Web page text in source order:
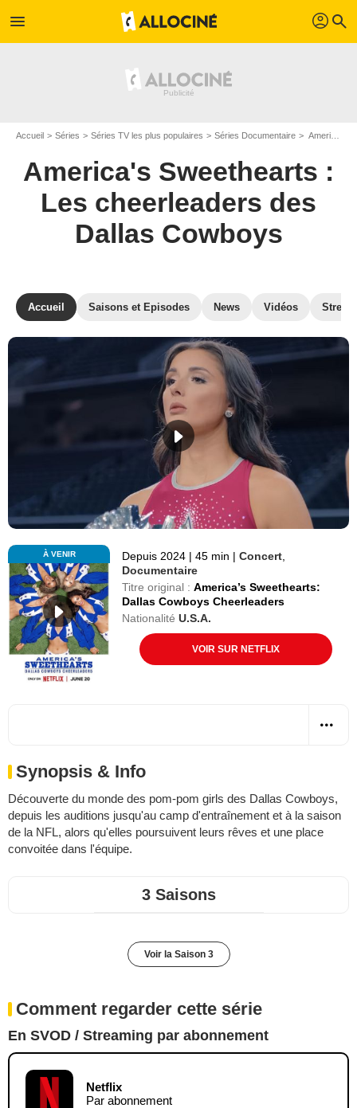
menu profil search
Accueil Séries Séries TV les plus populaires Séries Documentaire America's Sweethearts : Les cheerleaders des Dallas Cowboys
America's Sweethearts :
Les cheerleaders des
Dallas Cowboys
Accueil Saisons et Episodes News Vidéos
À VENIR Depuis 2024 | 45 min | Concert
Documentaire
Titre original : America’s Sweethearts:
Dallas Cowboys Cheerleaders
Nationalité U.S.A.
VOIR SUR NETFLIX
Synopsis & Info
Découverte du monde des pom-pom girls des Dallas Cowboys,
depuis les auditions jusqu'au camp d'entraînement et à la saison
de la NFL, alors qu'elles poursuivent leurs rêves et une place
convoitée dans l'équipe.
3 Saisons
Voir la Saison 3
Comment regarder cette série
En SVOD / Streaming par abonnement
Netflix
Par abonnement